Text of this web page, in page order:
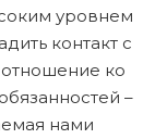
уровнем
контакт с
ко
–
нами